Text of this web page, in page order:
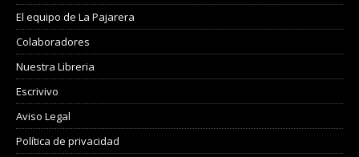
El equipo de La Pajarera
Colaboradores
Nuestra Libreria
Escrivivo
Aviso Legal
Política de privacidad